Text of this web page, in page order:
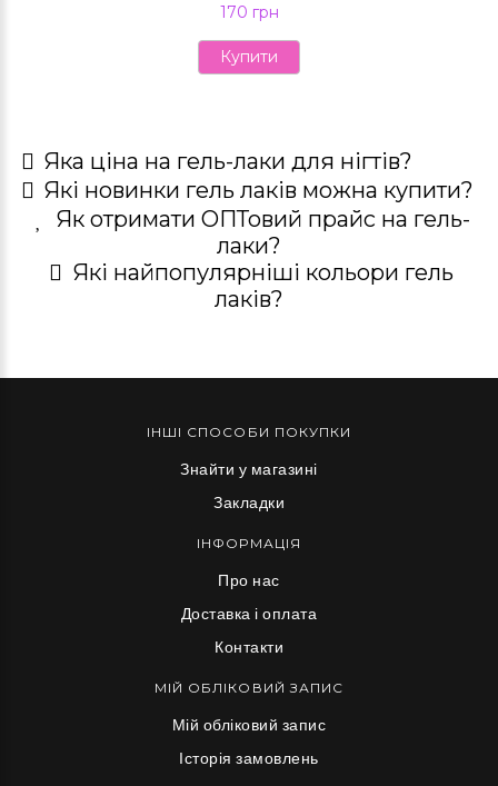
170 грн
Купити
Яка ціна на гель-лаки для нігтів?
Які новинки гель лаків можна купити?
Як отримати ОПТовий прайс на гель-
лаки?
Які найпопулярніші кольори гель
лаків?
ІНШІ СПОСОБИ ПОКУПКИ
Знайти у магазині
Закладки
ІНФОРМАЦІЯ
Про нас
Доставка і оплата
Контакти
МІЙ ОБЛІКОВИЙ ЗАПИС
Мій обліковий запис
Історія замовлень